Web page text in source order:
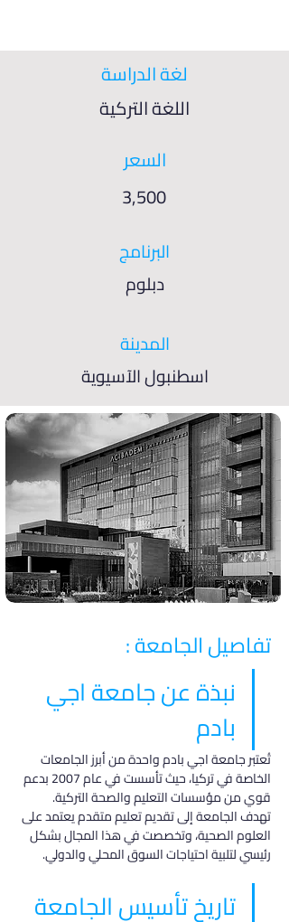
لغة الدراسة
اللغة التركية
السعر
3,500
البرنامج
دبلوم
المدينة
اسطنبول الآسيوية
تفاصيل الجامعة :
نبذة عن جامعة اجي
بادم
تُعتبر جامعة اجي بادم واحدة من أبرز الجامعات
الخاصة في تركيا، حيث تأسست في عام 2007 بدعم
قوي من مؤسسات التعليم والصحة التركية.
تهدف الجامعة إلى تقديم تعليم متقدم يعتمد على
العلوم الصحية، وتخصصت في هذا المجال بشكل
رئيسي لتلبية احتياجات السوق المحلي والدولي.
تاريخ تأسيس الجامعة